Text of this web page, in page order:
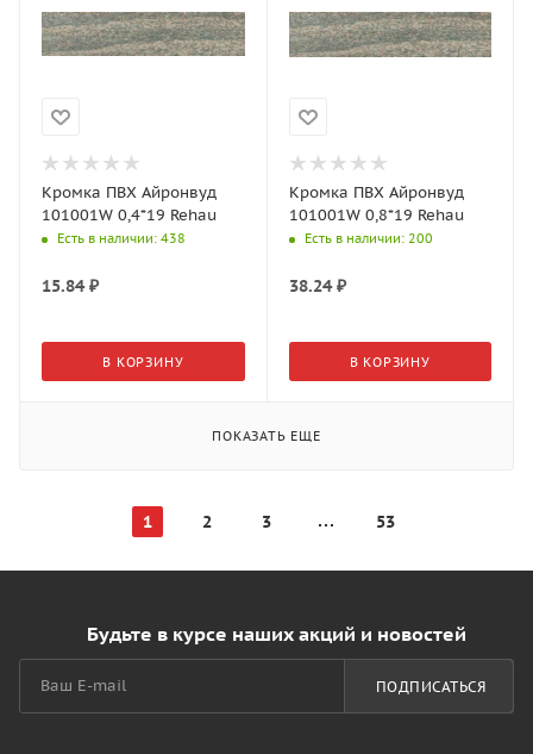
Кромка ПВХ Айронвуд
101001W 0,4*19 Rehau
Есть в наличии: 438
15.84₽
В КОРЗИНУ
Кромка ПВХ Айронвуд
101001W 0,8*19 Rehau
Есть в наличии: 200
38.24₽
В КОРЗИНУ
ПОКАЗАТЬ ЕЩЕ
1 2 3 53
Будьте в курсе наших акций и новостей
ПОДПИСАТЬСЯ